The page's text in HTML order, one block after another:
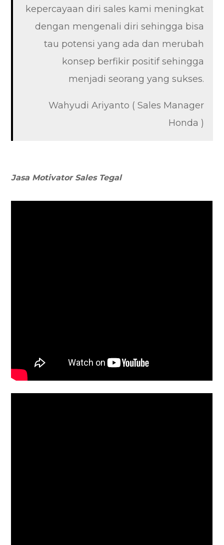
kepercayaan diri sales kami meningkat
dengan mengenali diri sehingga bisa
tau potensi yang ada dan merubah
konsep berfikir positif sehingga
menjadi seorang yang sukses.
Wahyudi Ariyanto ( Sales Manager
Honda )
Jasa Motivator Sales Tegal